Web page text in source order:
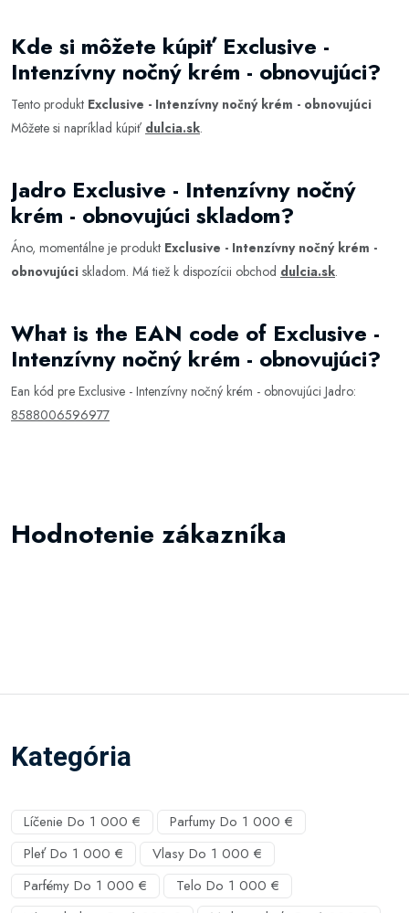
Kde si môžete kúpiť Exclusive -
Intenzívny nočný krém - obnovujúci?
Tento produkt Exclusive - Intenzívny nočný krém - obnovujúci
Môžete si napríklad kúpiť dulcia.sk.
Jadro Exclusive - Intenzívny nočný
krém - obnovujúci skladom?
Áno, momentálne je produkt Exclusive - Intenzívny nočný krém -
obnovujúci skladom. Má tiež k dispozícii obchod dulcia.sk.
What is the EAN code of Exclusive -
Intenzívny nočný krém - obnovujúci?
Ean kód pre Exclusive - Intenzívny nočný krém - obnovujúci Jadro:
8588006596977
Hodnotenie zákazníka
Kategória
Líčenie Do 1 000 €
Parfumy Do 1 000 €
Pleť Do 1 000 €
Vlasy Do 1 000 €
Parfémy Do 1 000 €
Telo Do 1 000 €